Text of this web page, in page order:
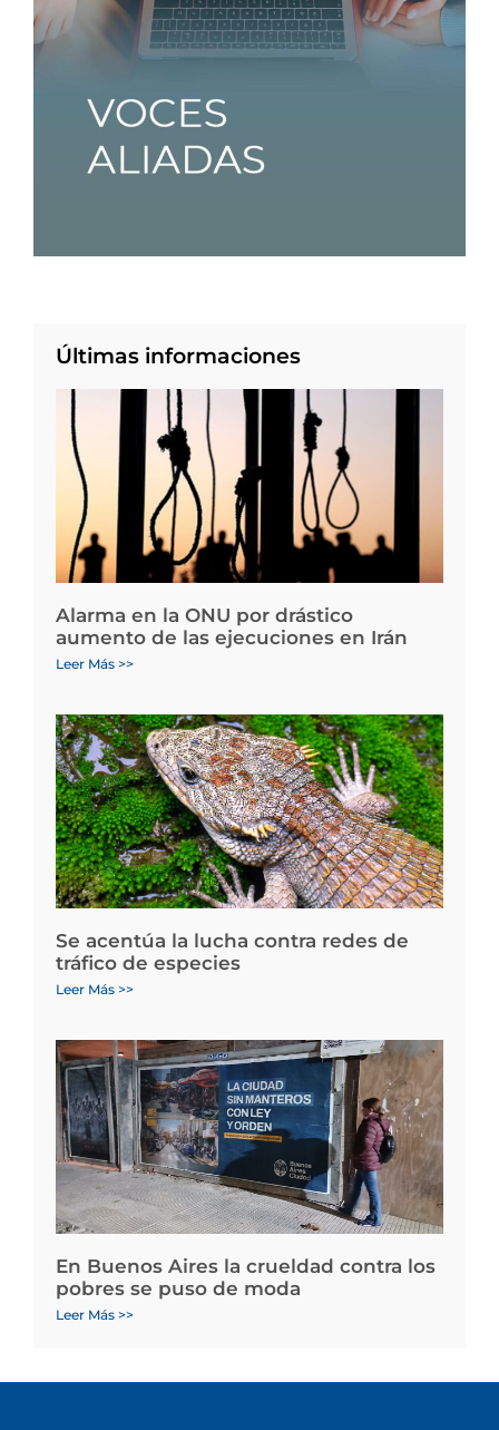
Últimas informaciones
Alarma en la ONU por drástico
aumento de las ejecuciones en Irán
Leer Más >>
Se acentúa la lucha contra redes de
tráfico de especies
Leer Más >>
En Buenos Aires la crueldad contra los
pobres se puso de moda
Leer Más >>